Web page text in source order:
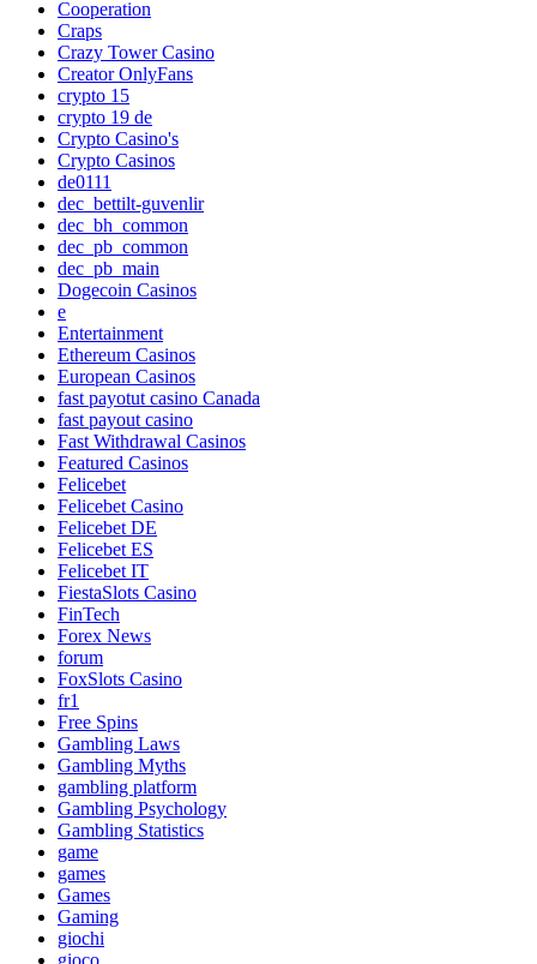
Cooperation
Craps
Crazy Tower Сasino
Creator OnlyFans
crypto 15
crypto 19 de
Crypto Casino's
Crypto Casinos
de0111
dec_bettilt-guvenlir
dec_bh_common
dec_pb_common
dec_pb_main
Dogecoin Casinos
e
Entertainment
Ethereum Casinos
European Casinos
fast payotut casino Canada
fast payout casino
Fast Withdrawal Casinos
Featured Casinos
Felicebet
Felicebet Casino
Felicebet DE
Felicebet ES
Felicebet IT
FiestaSlots Casino
FinTech
Forex News
forum
FoxSlots Casino
fr1
Free Spins
Gambling Laws
Gambling Myths
gambling platform
Gambling Psychology
Gambling Statistics
game
games
Games
Gaming
giochi
gioco